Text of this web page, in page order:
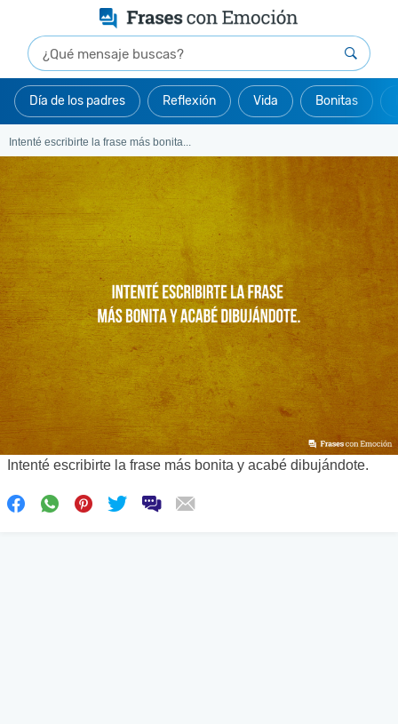
Día de los padres Reflexión Vida Bonitas
Intenté escribirte la frase más bonita...
Intenté escribirte la frase más bonita y acabé dibujándote.